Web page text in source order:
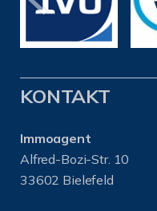
KONTAKT
Immoagent
Alfred-Bozi-Str. 10
33602 Bielefeld